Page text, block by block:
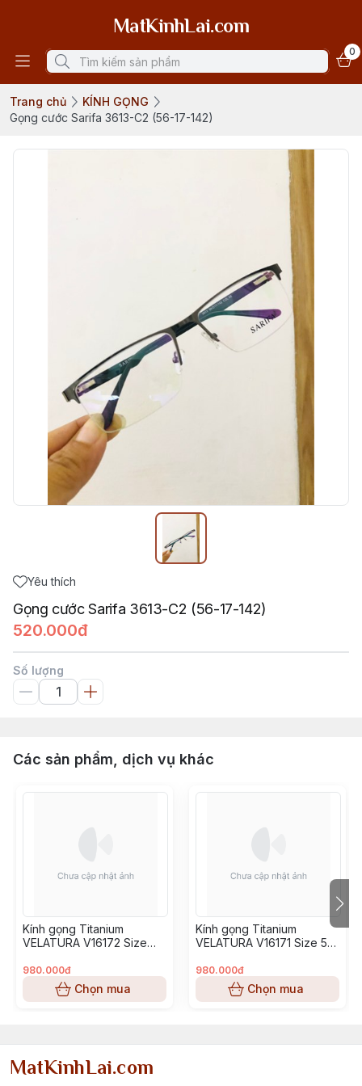
MatKinhLai.com
0
Trang chủ
KÍNH GỌNG
Gọng cước Sarifa 3613-C2 (56-17-142)
Yêu thích
Gọng cước Sarifa 3613-C2 (56-17-142)
520.000đ
Số lượng
Các sản phẩm, dịch vụ khác
Kính gọng Titanium
VELATURA V16172 Size
980.000đ
Chọn mua
Kính gọng Titanium
VELATURA V16171 Size 53-
980.000đ
Chọn mua
MatKinhLai.com